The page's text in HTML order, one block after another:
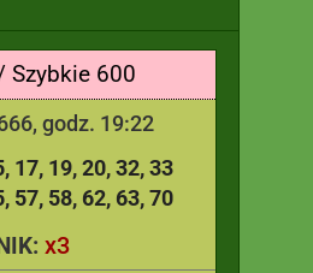
Szybkie 600
godz. 19:22
17 19 20 32 33
57 58 62 63 70
x3